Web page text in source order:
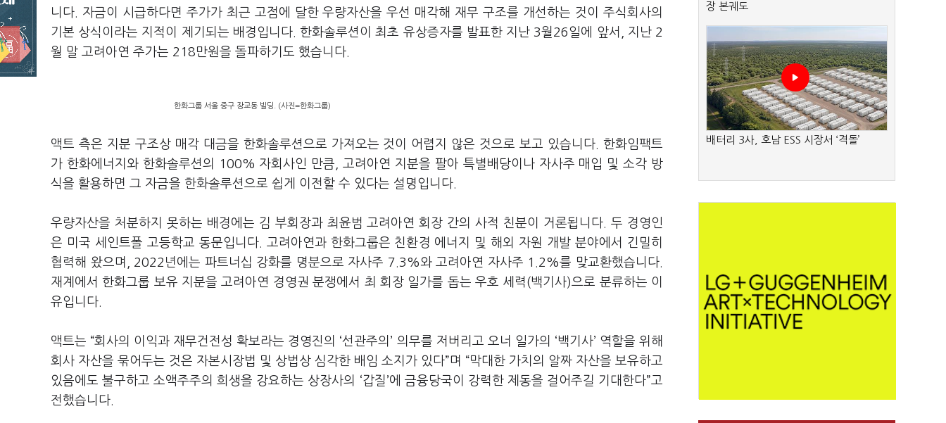
니다. 자금이 시급하다면 주가가 최근 고점에 달한 우량자산을 우선 매각해 재무 구조를 개선하는 것이 주식회사의
기본 상식이라는 지적이 제기되는 배경입니다. 한화솔루션이 최초 유상증자를 발표한 지난 3월26일에 앞서, 지난 2
월 말 고려아연 주가는 218만원을 돌파하기도 했습니다.
한화그룹 서울 중구 장교동 빌딩. (사진=한화그룹)
액트 측은 지분 구조상 매각 대금을 한화솔루션으로 가져오는 것이 어렵지 않은 것으로 보고 있습니다. 한화임팩트
가 한화에너지와 한화솔루션의 100% 자회사인 만큼, 고려아연 지분을 팔아 특별배당이나 자사주 매입 및 소각 방
식을 활용하면 그 자금을 한화솔루션으로 쉽게 이전할 수 있다는 설명입니다.
우량자산을 처분하지 못하는 배경에는 김 부회장과 최윤범 고려아연 회장 간의 사적 친분이 거론됩니다. 두 경영인
은 미국 세인트폴 고등학교 동문입니다. 고려아연과 한화그룹은 친환경 에너지 및 해외 자원 개발 분야에서 긴밀히
협력해 왔으며, 2022년에는 파트너십 강화를 명분으로 자사주 7.3%와 고려아연 자사주 1.2%를 맞교환했습니다.
재계에서 한화그룹 보유 지분을 고려아연 경영권 분쟁에서 최 회장 일가를 돕는 우호 세력(백기사)으로 분류하는 이
유입니다.
액트는 “회사의 이익과 재무건전성 확보라는 경영진의 ‘선관주의’ 의무를 저버리고 오너 일가의 ‘백기사’ 역할을 위해
회사 자산을 묶어두는 것은 자본시장법 및 상법상 심각한 배임 소지가 있다”며 “막대한 가치의 알짜 자산을 보유하고
있음에도 불구하고 소액주주의 희생을 강요하는 상장사의 ‘갑질’에 금융당국이 강력한 제동을 걸어주길 기대한다”고
전했습니다.
장 본궤도
배터리 3사, 호남 ESS 시장서 ‘격돌’